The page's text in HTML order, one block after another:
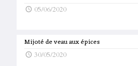
05/06/2020
Mijoté de veau aux épices
30/05/2020